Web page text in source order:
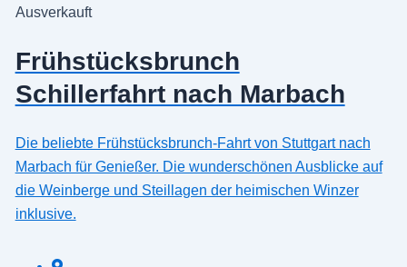
Ausverkauft
Frühstücksbrunch
Schillerfahrt nach Marbach
Die beliebte Frühstücksbrunch-Fahrt von Stuttgart nach
Marbach für Genießer. Die wunderschönen Ausblicke auf
die Weinberge und Steillagen der heimischen Winzer
inklusive.